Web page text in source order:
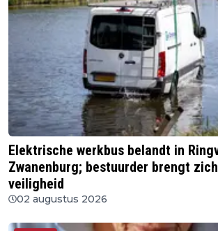
Elektrische werkbus belandt in
Zwanenburg; bestuurder brengt
veiligheid
02 augustus 2026